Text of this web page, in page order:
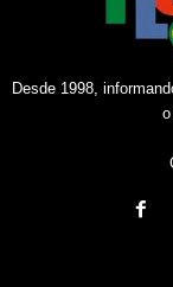
Desde 1998,